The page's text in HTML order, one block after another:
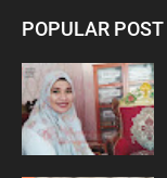
POPULAR POST